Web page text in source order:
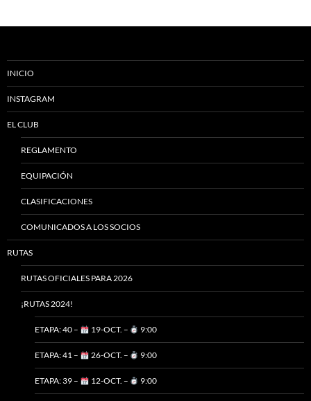
INICIO
INSTAGRAM
EL CLUB
REGLAMENTO
EQUIPACIÓN
CLASIFICACIONES
COMUNICADOS A LOS SOCIOS
RUTAS
RUTAS OFICIALES PARA 2026
¡RUTAS 2024!
ETAPA: 40 – 19-OCT. – 9:00
ETAPA: 41 – 26-OCT. – 9:00
ETAPA: 39 – 12-OCT. – 9:00